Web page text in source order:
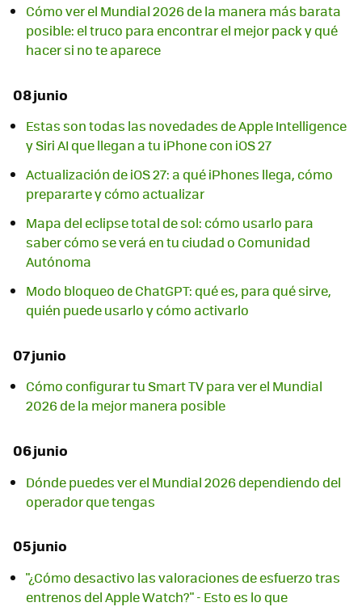
Cómo ver el Mundial 2026 de la manera más barata
posible: el truco para encontrar el mejor pack y qué
hacer si no te aparece
08 junio
Estas son todas las novedades de Apple Intelligence
y Siri AI que llegan a tu iPhone con iOS 27
Actualización de iOS 27: a qué iPhones llega, cómo
prepararte y cómo actualizar
Mapa del eclipse total de sol: cómo usarlo para
saber cómo se verá en tu ciudad o Comunidad
Autónoma
Modo bloqueo de ChatGPT: qué es, para qué sirve,
quién puede usarlo y cómo activarlo
07 junio
Cómo configurar tu Smart TV para ver el Mundial
2026 de la mejor manera posible
06 junio
Dónde puedes ver el Mundial 2026 dependiendo del
operador que tengas
05 junio
"¿Cómo desactivo las valoraciones de esfuerzo tras
entrenos del Apple Watch?" - Esto es lo que